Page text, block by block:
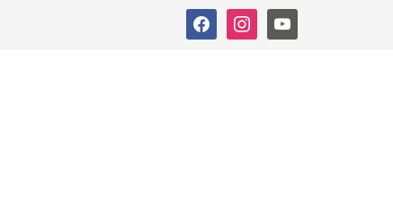
facebook instagram youtube